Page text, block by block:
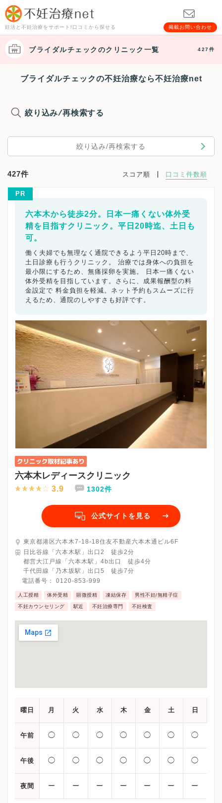
妊活と不妊治療をサポート!口コミから探せる 掲載お問い合わせ
ブライダルチェック のクリニック一覧 427件
ブライダルチェックの不妊治療なら不妊治療net
絞り込み/再検索する
絞り込み/再検索する
427件 スコア順 口コミ件数順
PR
六本木から徒歩2分。日本一痛くない体外受
精を目指すクリニック。平日20時迄、土日も
可。
働く夫婦でも無理なく通院できるよう平日20時まで、
土日診療も行うクリニック。 治療では身体への負担を
最小限にするため、無痛採卵を実施。 日本一痛くない
体外受精を目指しています。さらに、成果報酬型の料
金設定で 料金負担を軽減。ネット予約もスムーズに行
えるため、通院のしやすさも好評です。
六本木レディースクリニック
3.9 1302件
公式サイトを見る
東京都港区六本木7-18-18住友不動産六本木通ビル6F
日比谷線「六本木駅」出口2 徒歩2分
都営大江戸線「六本木駅」4b出口 徒歩4分
千代田線「乃木坂駅」出口5 徒歩7分
電話番号： 0120-853-999
人工授精 体外受精 顕微授精 凍結保存 男性不妊/無精子症
不妊カウンセリング 駅近 不妊治療専門 不妊検査
曜日 月 火 水 木 金 土 日
午前 ◯ ◯ ◯ ◯ ◯ ◯ ◯
午後 ◯ ◯ ◯ ◯ ◯ ◯ ◯
夜間 ー ー ー ー ー ー ー